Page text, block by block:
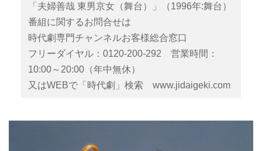
「夫婦善哉 東男京女（舞台）」（1996年:舞台）
番組に関するお問合せは
時代劇専門チャンネルお客様総合窓口
フリーダイヤル：0120-200-292 営業時間：
10:00～20:00（年中無休）
又はWEBで「時代劇」検索 www.jidaigeki.com